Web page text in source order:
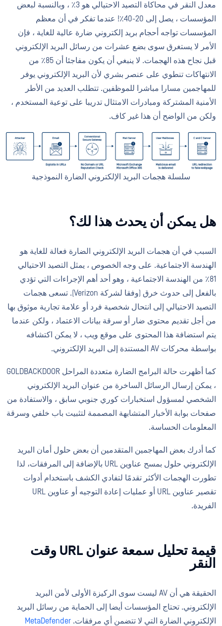
معدل النقر في محاكاة التصيد الاحتيالي هو 3٪ ، وبالنسبة لبعض
المؤسسات ، يصل إلى 20-40٪! عندما تفكر في أن معظم
المؤسسات تواجه أحجام بريد إلكتروني ضارة عالية للغاية ، فإن
الأمر لا يستغرق سوى بضع عشرات من رسائل البريد الإلكتروني
قبل نجاح هذه الهجمات. لا ينبغي أن يكون مفاجئا أن 85٪ من
الانتهاكات تنطوي على عنصر بشري لأن البريد الإلكتروني يوفر
للمهاجمين مسارا مباشرا للموظفين. تتطلب العديد من الأطر
الأمنية المشتركة ومبادرات الامتثال تدريبا على توعية المستخدم ،
ولكن من الواضح أن هذا غير كاف.
سلسلة هجمات البريد الإلكتروني الضارة النموذجية
هل يمكن أن يحدث هذا لك؟
السبب في أن هجمات البريد الإلكتروني الضارة فعالة للغاية هو
الهندسة الاجتماعية. على وجه الخصوص ، يمثل التصيد الاحتيالي
81٪ من الهندسة الاجتماعية ، وهو أحد أهم الإجراءات التي تؤدي
بالفعل إلى حدوث خرق (وفقا لشركة Verizon). تسعى هجمات
التصيد الاحتيالي إلى انتحال شخصية فرد أو علامة تجارية موثوق بها
من أجل تقديم محتوى ضار أو سرقة بيانات الاعتماد ، ولكن عندما
يتم استضافة هذا المحتوى على موقع ويب ، لا يمكن اكتشافه
بواسطة محركات AV المستندة إلى البريد الإلكتروني.
كما أظهرت حالة البرامج الضارة متعددة المراحل GOLDBACKDOOR
، يمكن إرسال الرسائل الساخرة من عنوان البريد الإلكتروني
الشخصي لمسؤول استخبارات كوري جنوبي سابق ، والاستفادة من
صفحات بوابة الأخبار المتشابهة المصممة لتثبيت باب خلفي وسرقة
المعلومات الحساسة.
كما أدرك بعض المهاجمين المتقدمين أن بعض حلول أمان البريد
الإلكتروني حلول بمسح عناوين URL بالإضافة إلى المرفقات، لذا
تطورت الهجمات الأكثر تقدمًا لتفادي الكشف باستخدام أدوات
تقصير عناوين URL أو عمليات إعادة التوجيه أو عناوين URL
الفريدة.
قيمة تحليل سمعة عنوان URL وقت
النقر
الحقيقة هي أن AV ليست سوى الركيزة الأولى لأمن البريد
الإلكتروني. تحتاج المؤسسات أيضا إلى الحماية من رسائل البريد
الإلكتروني الضارة التي لا تتضمن أي مرفقات. MetaDefender